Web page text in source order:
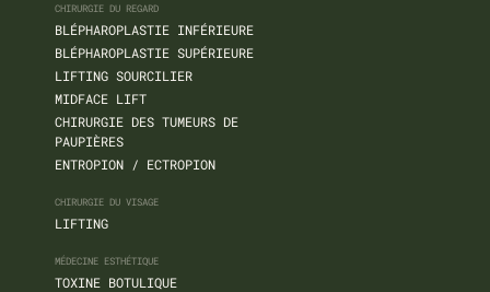
CHIRURGIE DU REGARD
BLÉPHAROPLASTIE INFÉRIEURE
BLÉPHAROPLASTIE SUPÉRIEURE
LIFTING SOURCILIER
MIDFACE LIFT
CHIRURGIE DES TUMEURS DE
PAUPIÈRES
ENTROPION / ECTROPION
CHIRURGIE DU VISAGE
LIFTING
MÉDECINE ESTHÉTIQUE
TOXINE BOTULIQUE